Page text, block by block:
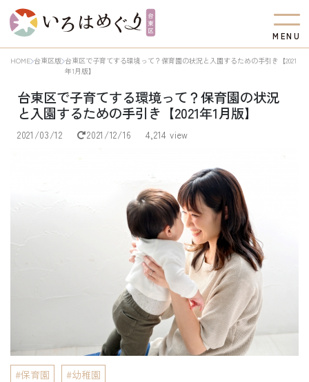
M EN U
HOME 台東区版 台東区で子育てする環境って？保育園の状況と入園するための手引き【2021
年1月版】
台東区で子育てする環境って？保育園の状況
と入園するための手引き【2021年1月版】
2021/03/12 2021/12/16 4,214 view
保育園 幼稚園